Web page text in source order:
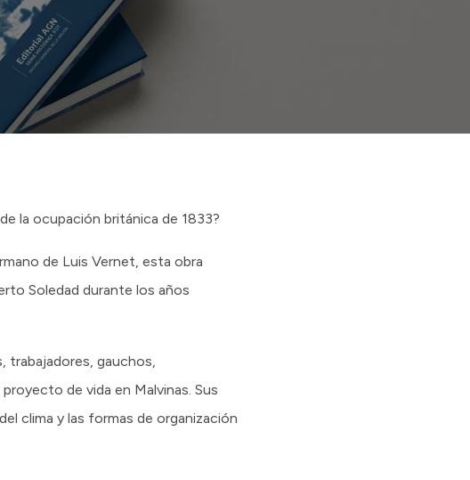
la ocupación británica de 1833?
de Luis Vernet, esta obra
Soledad durante los años
trabajadores, gauchos,
de vida en Malvinas. Sus
clima y las formas de organización